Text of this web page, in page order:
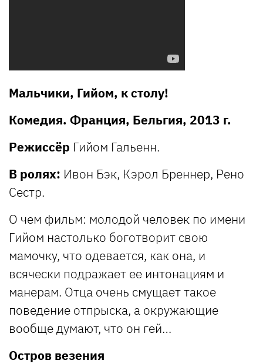
Мальчики, Гийом, к столу!
Комедия. Франция, Бельгия, 2013 г.
Режиссёр Гийом Гальенн.
В ролях: Ивон Бэк, Кэрол Бреннер, Рено
Сестр.
О чем фильм: молодой человек по имени
Гийом настолько боготворит свою
мамочку, что одевается, как она, и
всячески подражает ее интонациям и
манерам. Отца очень смущает такое
поведение отпрыска, а окружающие
вообще думают, что он гей…
Остров везения